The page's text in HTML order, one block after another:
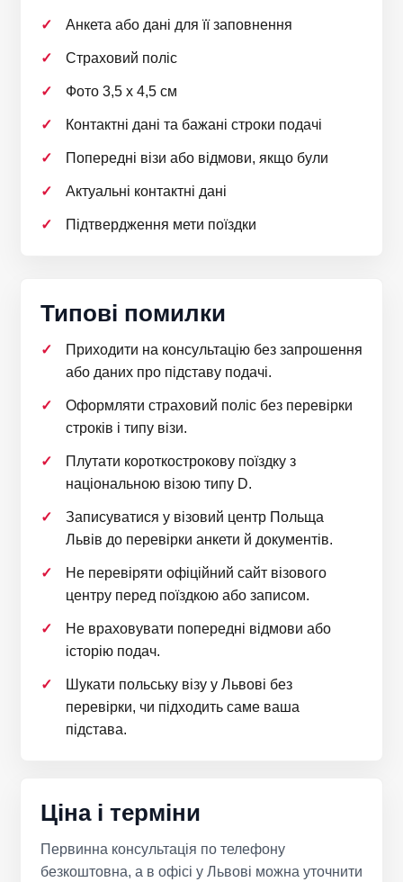
Анкета або дані для її заповнення
Страховий поліс
Фото 3,5 х 4,5 см
Контактні дані та бажані строки подачі
Попередні візи або відмови, якщо були
Актуальні контактні дані
Підтвердження мети поїздки
Типові помилки
Приходити на консультацію без запрошення
або даних про підставу подачі.
Оформляти страховий поліс без перевірки
строків і типу візи.
Плутати короткострокову поїздку з
національною візою типу D.
Записуватися у візовий центр Польща
Львів до перевірки анкети й документів.
Не перевіряти офіційний сайт візового
центру перед поїздкою або записом.
Не враховувати попередні відмови або
історію подач.
Шукати польську візу у Львові без
перевірки, чи підходить саме ваша
підстава.
Ціна і терміни
Первинна консультація по телефону
безкоштовна, а в офісі у Львові можна уточнити